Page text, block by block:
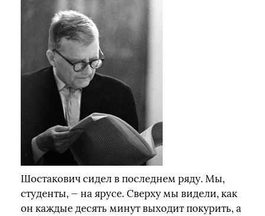
Шостакович сидел в последнем ряду. Мы,
студенты, — на ярусе. Сверху мы видели, как
он каждые десять минут выходит покурить, а